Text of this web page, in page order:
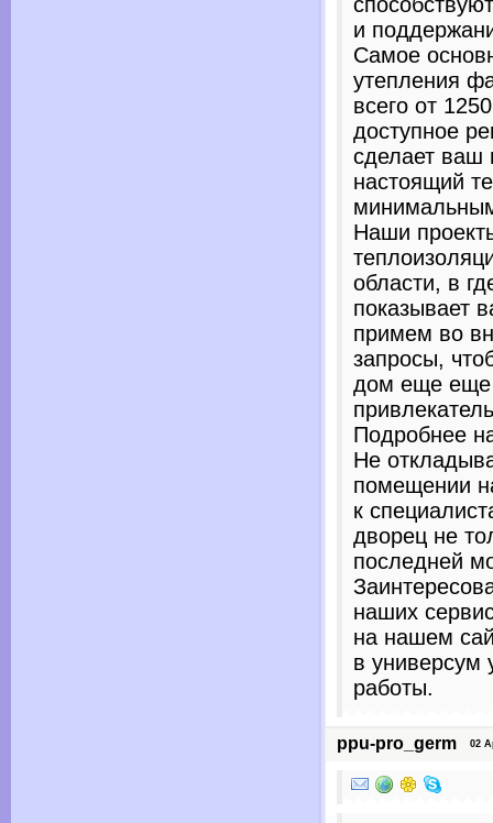
и
Самое
утепления
всего от
доступное
сделает
настоящий
Наши
области, в
показывает
примем во
запросы,
дом еще еще
Подробнее
Не
помещении
к
дворец не
последней
наших
на нашем
в универсум
работы.
ppu-pro_germ 02